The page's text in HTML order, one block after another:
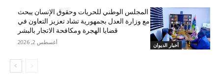
أخبار الديوان
المجلس الوطني للحريات وحقوق الإنسان يبحث
مع وزارة العدل بجمهورية تشاد تعزيز التعاون في
قضايا الهجرة ومكافحة الاتجار بالبشر
أغسطس 2, 2026